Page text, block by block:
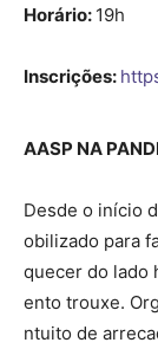
Horário: 19h
Inscrições:
AASP NA
Desde o início
obilizado para
quecer do lado
ento trouxe.
ntuito de